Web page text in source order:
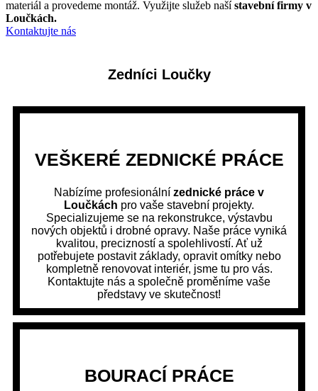
materiál a provedeme montáž. Využijte služeb našístavební firmy v
Loučkách.
Kontaktujte nás
Zedníci Loučky
VEŠKERÉ ZEDNICKÉ PRÁCE
Nabízíme profesionální zednické práce v
Loučkách pro vaše stavební projekty.
Specializujeme se na rekonstrukce, výstavbu
nových objektů i drobné opravy. Naše práce vyniká
kvalitou, precizností a spolehlivostí. Ať už
potřebujete postavit základy, opravit omítky nebo
kompletně renovovat interiér, jsme tu pro vás.
Kontaktujte nás a společně proměníme vaše
představy ve skutečnost!
BOURACÍ PRÁCE